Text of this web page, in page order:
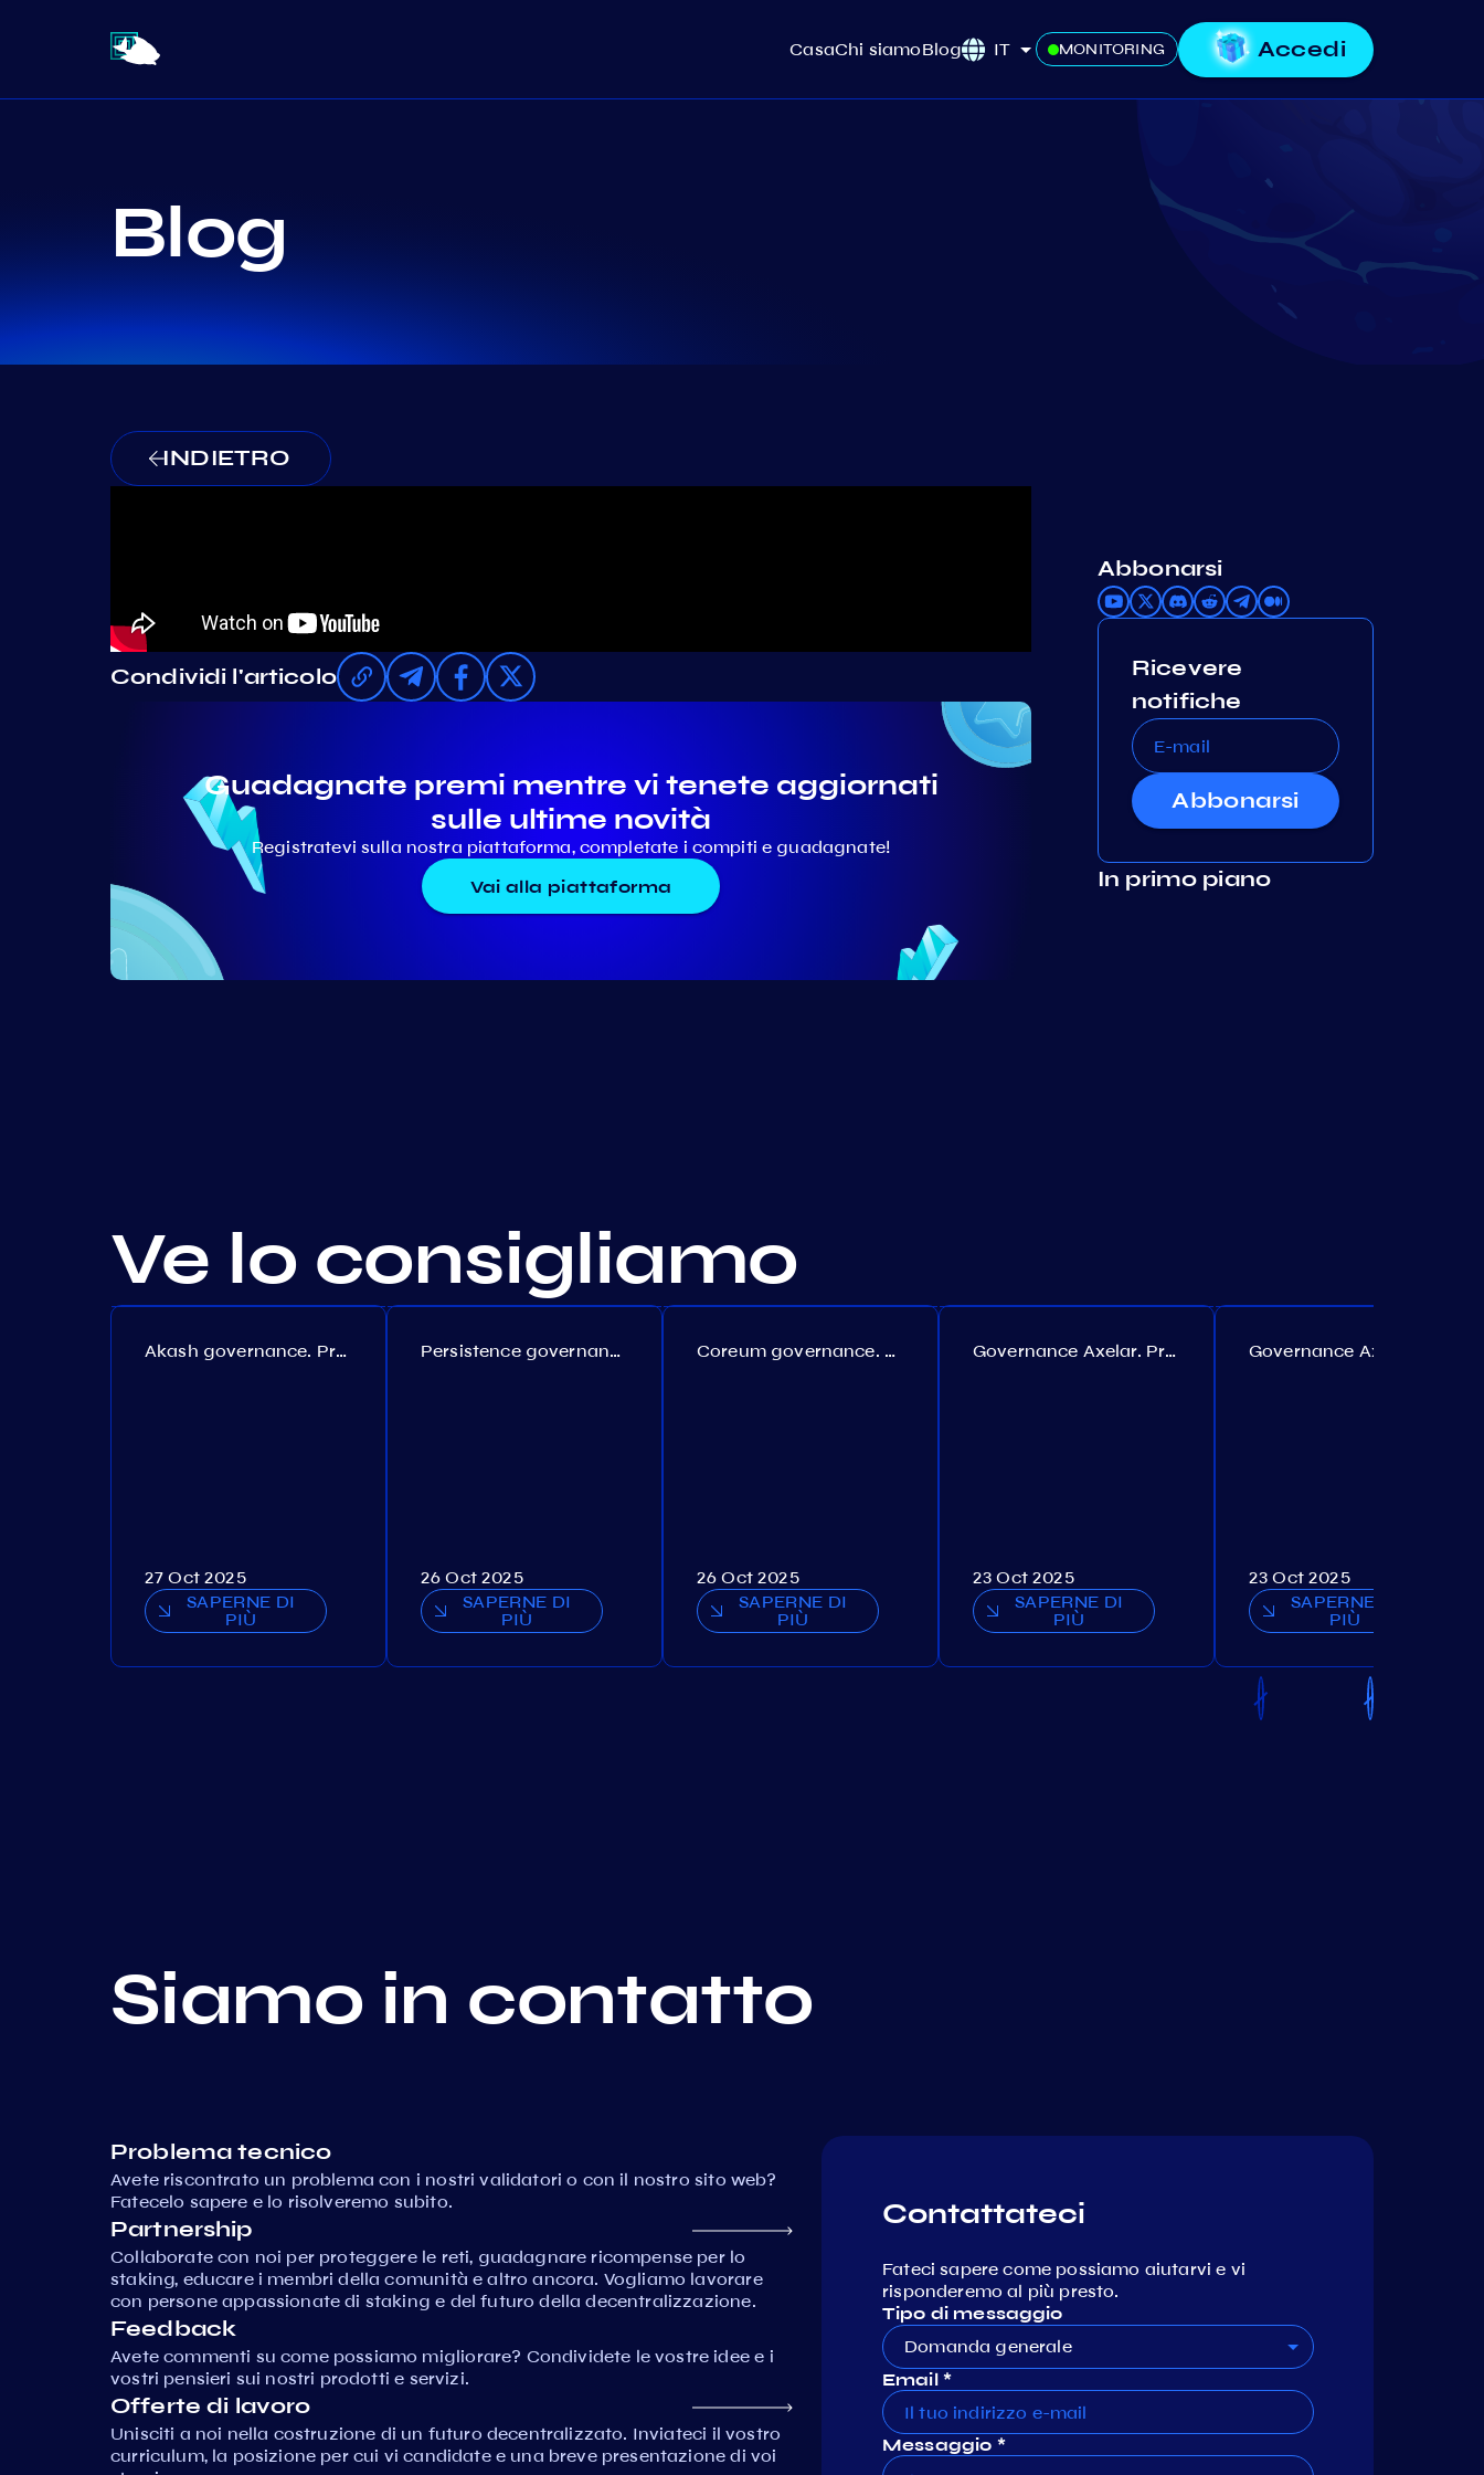
CasaChi siamoBlog IT MONITORING Accedi
Blog
INDIETRO
Condividi l'articolo
Guadagnate premi mentre vi tenete aggiornati
sulle ultime novità
Registratevi sulla nostra piattaforma, completate i compiti e guadagnate!
Vai alla piattaforma
Abbonarsi
Ricevere
notifiche
Abbonarsi
In primo piano
Ve lo consigliamo
Akash governance. Proposal №308
27 Oct 2025
SAPERNE DI
PIÙ
Persistence governance. Proposal №150
26 Oct 2025
SAPERNE DI
PIÙ
Coreum governance. Proposal №22
26 Oct 2025
SAPERNE DI
PIÙ
Governance Axelar. Proposta №385
23 Oct 2025
SAPERNE DI
PIÙ
23 Oct 2025
SAPERNE DI
PIÙ
Siamo in contatto
Problema tecnico
Avete riscontrato un problema con i nostri validatori o con il nostro sito web?
Fatecelo sapere e lo risolveremo subito.
Partnership
Collaborate con noi per proteggere le reti, guadagnare ricompense per lo
staking, educare i membri della comunità e altro ancora. Vogliamo lavorare
con persone appassionate di staking e del futuro della decentralizzazione.
Feedback
Avete commenti su come possiamo migliorare? Condividete le vostre idee e i
vostri pensieri sui nostri prodotti e servizi.
Offerte di lavoro
Unisciti a noi nella costruzione di un futuro decentralizzato. Inviateci il vostro
curriculum, la posizione per cui vi candidate e una breve presentazione di voi
Contattateci
Fateci sapere come possiamo aiutarvi e vi
risponderemo al più presto.
Tipo di messaggio
Domanda generale
Email *
Messaggio *